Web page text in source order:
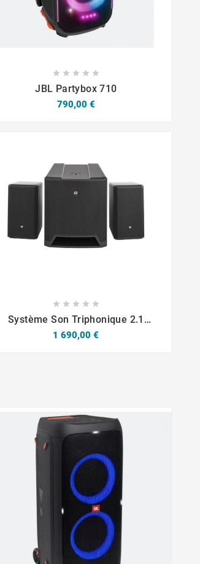
 
    
JBL Partybox 710
Prix
790,00 €
 
    
Système Son Triphonique 2.1
Compact LD Systems DAVE 15 G4X
Prix
1 690,00 €